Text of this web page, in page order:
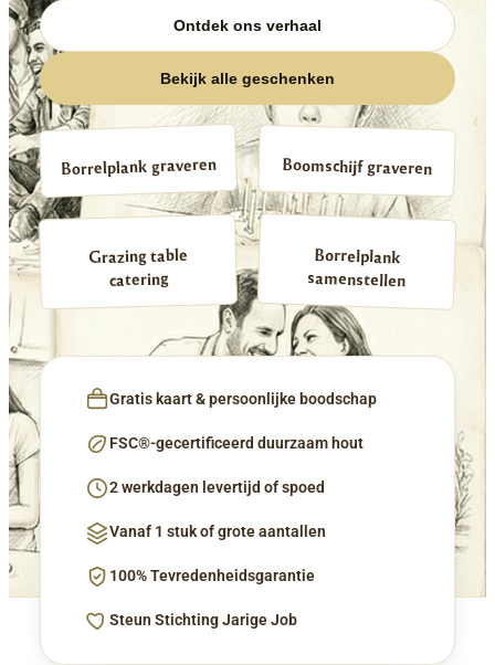
Ontdek ons verhaal
Bekijk alle geschenken
Borrelplank graveren Boomschijf graveren
Grazing table
catering
Borrelplank
samenstellen
Gratis kaart & persoonlijke boodschap
FSC®-gecertificeerd duurzaam hout
2 werkdagen levertijd of spoed
Vanaf 1 stuk of grote aantallen
100% Tevredenheidsgarantie
Steun Stichting Jarige Job